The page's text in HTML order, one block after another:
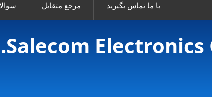
مرجع متقابل با ما تماس بگیرید
Salecom Electronics